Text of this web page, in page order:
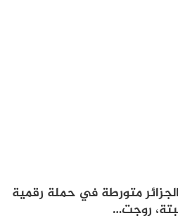
متورطة في حملة رقمية
روجت…